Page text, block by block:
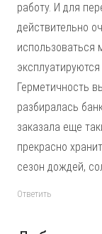
работу. И для
действительно
использоваться
Герметичность
разбиралась
заказала еще
прекрасно
сезон дождей,
Ответить